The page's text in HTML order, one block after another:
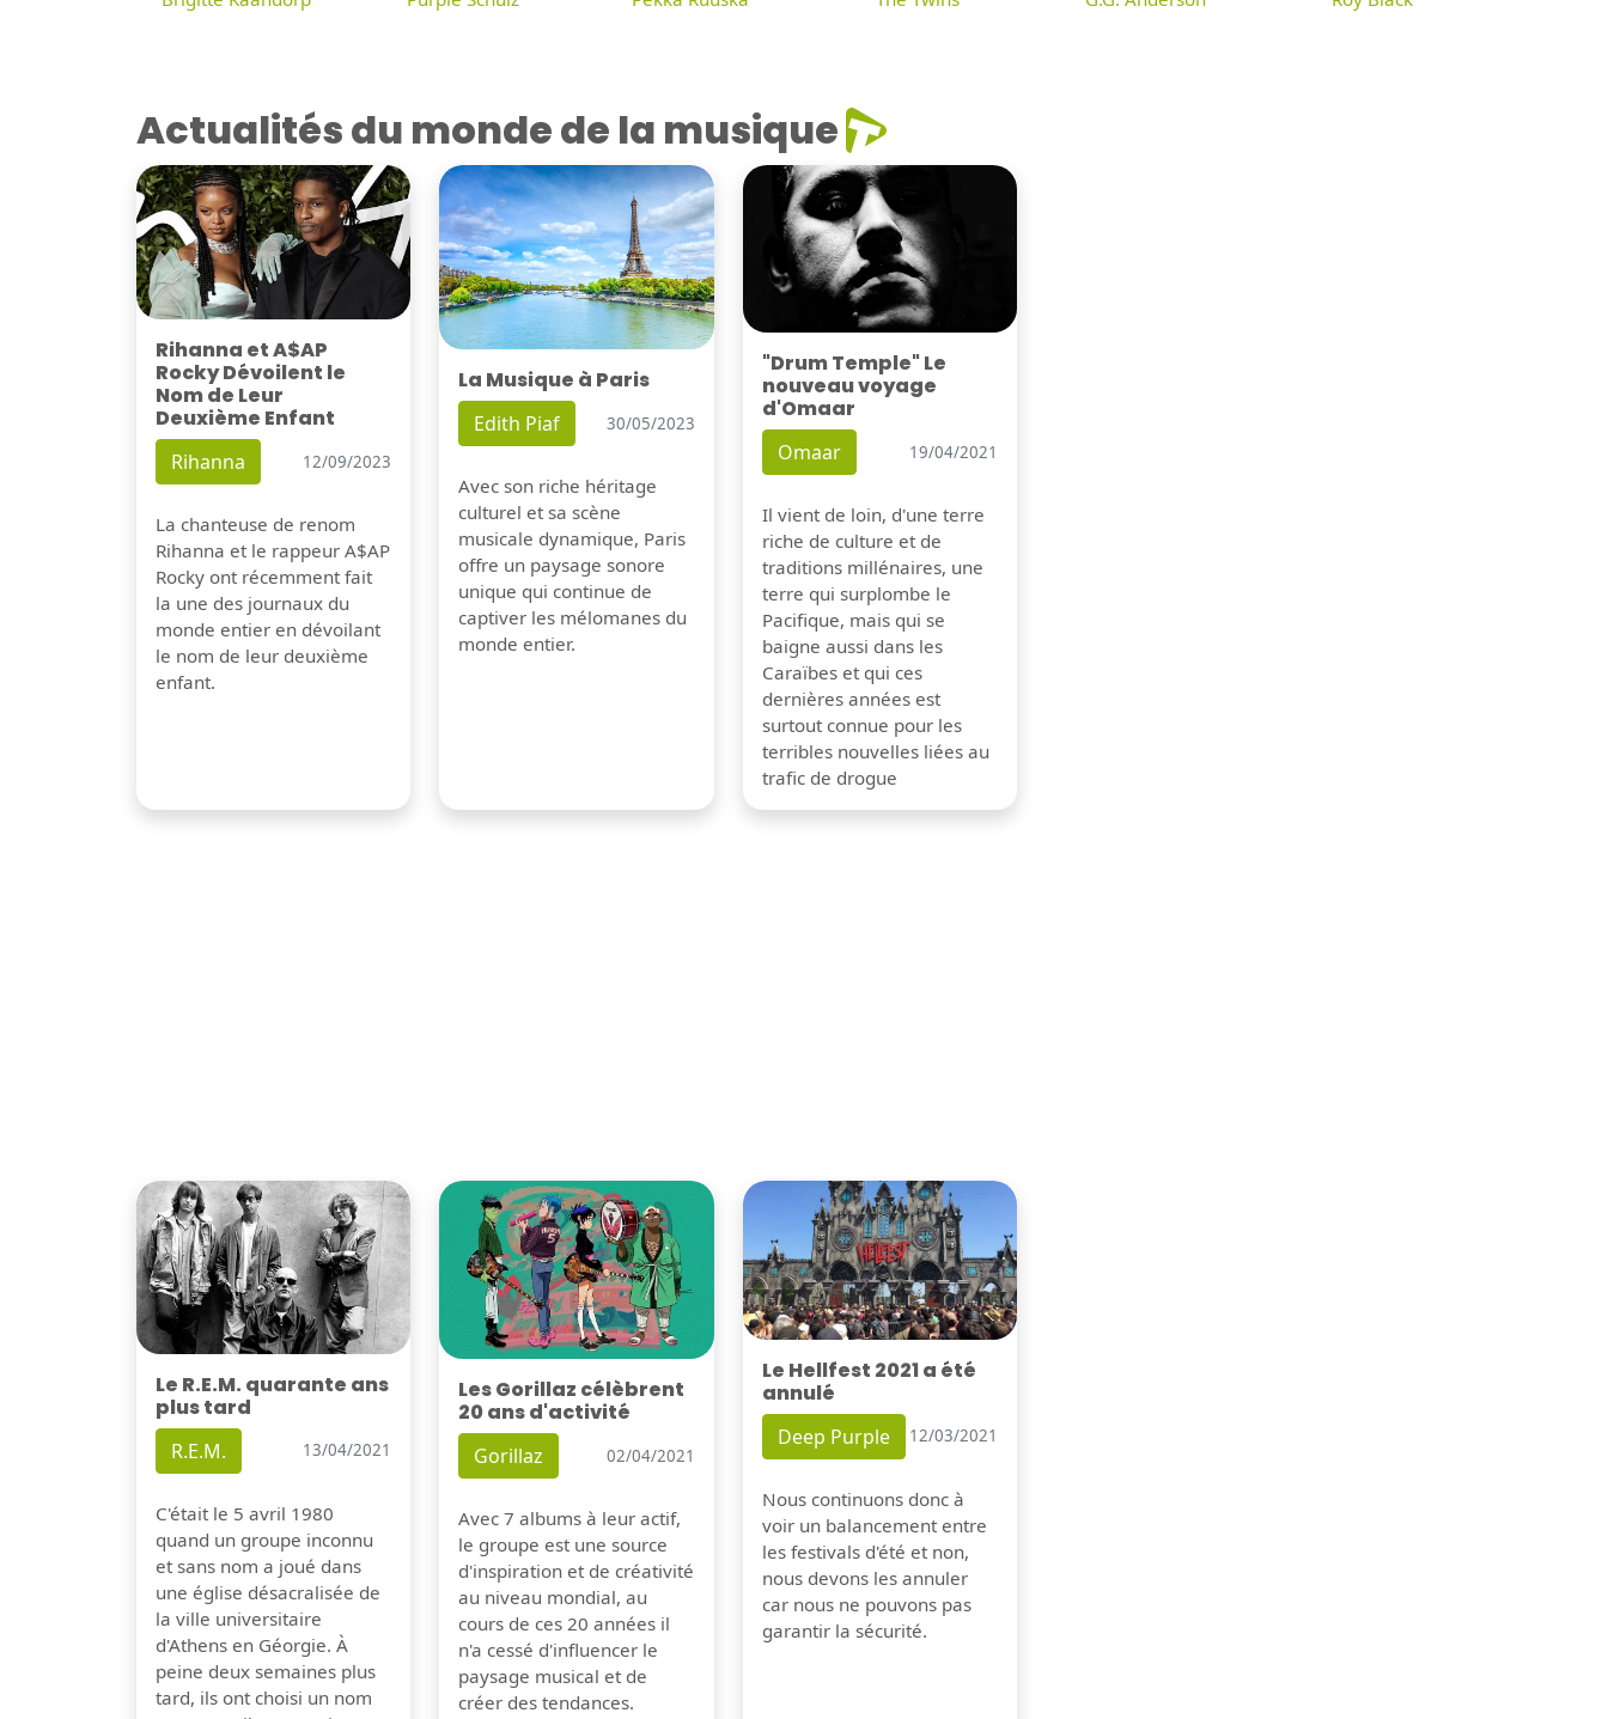
Actualités du monde de la musique
Rihanna et A$AP
Rocky Dévoilent le
Nom de Leur
Deuxième Enfant
Rihanna 12/09/2023
La chanteuse de renom
Rihanna et le rappeur A$AP
Rocky ont récemment fait
la une des journaux du
monde entier en dévoilant
le nom de leur deuxième
enfant.
La Musique à Paris
Edith Piaf 30/05/2023
Avec son riche héritage
culturel et sa scène
musicale dynamique, Paris
offre un paysage sonore
unique qui continue de
captiver les mélomanes du
monde entier.
"Drum Temple" Le
nouveau voyage
d'Omaar
Omaar 19/04/2021
Il vient de loin, d'une terre
riche de culture et de
traditions millénaires, une
terre qui surplombe le
Pacifique, mais qui se
baigne aussi dans les
Caraïbes et qui ces
dernières années est
surtout connue pour les
terribles nouvelles liées au
trafic de drogue
Le R.E.M. quarante ans
plus tard
R.E.M. 13/04/2021
C'était le 5 avril 1980
quand un groupe inconnu
et sans nom a joué dans
une église désacralisée de
la ville universitaire
d'Athens en Géorgie. À
peine deux semaines plus
tard, ils ont choisi un nom
Les Gorillaz célèbrent
20 ans d'activité
Gorillaz 02/04/2021
Avec 7 albums à leur actif,
le groupe est une source
d'inspiration et de créativité
au niveau mondial, au
cours de ces 20 années il
n'a cessé d'influencer le
paysage musical et de
créer des tendances.
Le Hellfest 2021 a été
annulé
Deep Purple 12/03/2021
Nous continuons donc à
voir un balancement entre
les festivals d'été et non,
nous devons les annuler
car nous ne pouvons pas
garantir la sécurité.